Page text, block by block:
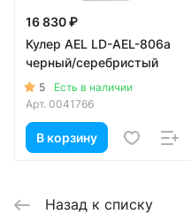
16 830 ₽
Кулер AEL LD-AEL-806a
черный/серебристый
5
Есть в наличии
Арт. 0041766
В корзину
Назад к списку